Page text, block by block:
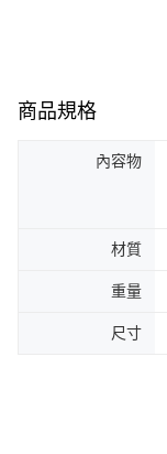
商品規格
內容物
材質
重量
尺寸